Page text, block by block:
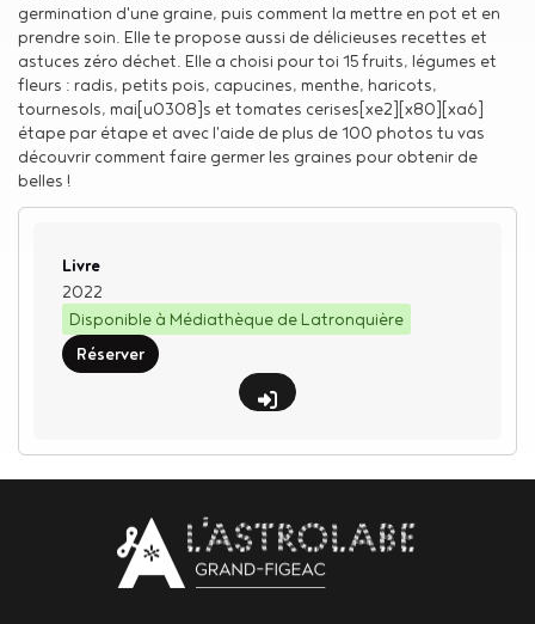
germination d'une graine, puis comment la mettre en pot et en
prendre soin. Elle te propose aussi de délicieuses recettes et
astuces zéro déchet. Elle a choisi pour toi 15 fruits, légumes et
fleurs : radis, petits pois, capucines, menthe, haricots,
tournesols, mai[u0308]s et tomates cerises[xe2][x80][xa6]
étape par étape et avec l'aide de plus de 100 photos tu vas
découvrir comment faire germer les graines pour obtenir de
belles !
Type de support matériel
Livre
2022
Disponible à Médiathèque de Latronquière
Réserver